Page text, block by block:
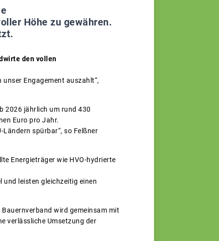
Höhe zu gewähren.
den vollen
Engagement auszahlt“,
2026 jährlich um rund 430
Euro pro Jahr.
Ländern spürbar“, so Felßner
Energieträger wie HVO-hydrierte
und leisten gleichzeitig einen
wird gemeinsam mit
verlässliche Umsetzung der